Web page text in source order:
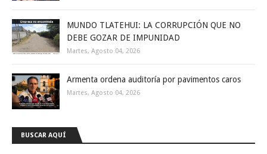
MUNDO TLATEHUI: LA CORRUPCIÓN QUE NO
DEBE GOZAR DE IMPUNIDAD
Martes, Agosto 04, 2026
Armenta ordena auditoría por pavimentos caros
Martes, Agosto 04, 2026
BUSCAR AQUÍ